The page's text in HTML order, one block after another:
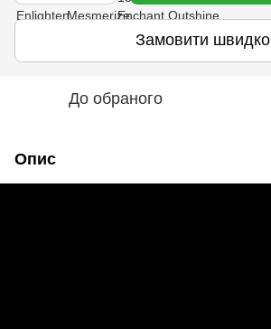
Замовити швидко
До обраного
Опис